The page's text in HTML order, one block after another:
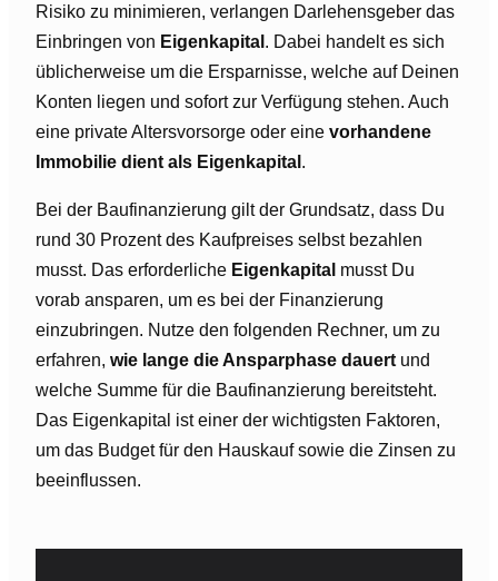
Risiko zu minimieren, verlangen Darlehensgeber das
Einbringen von Eigenkapital . Dabei handelt es sich
üblicherweise um die Ersparnisse, welche auf Deinen
Konten liegen und sofort zur Verfügung stehen. Auch
eine private Altersvorsorge oder eine vorhandene
Immobilie dient als Eigenkapital .
Bei der Baufinanzierung gilt der Grundsatz, dass Du
rund 30 Prozent des Kaufpreises selbst bezahlen
musst. Das erforderliche Eigenkapital musst Du
vorab ansparen, um es bei der Finanzierung
einzubringen. Nutze den folgenden Rechner, um zu
erfahren, wie lange die Ansparphase dauert und
welche Summe für die Baufinanzierung bereitsteht.
Das Eigenkapital ist einer der wichtigsten Faktoren,
um das Budget für den Hauskauf sowie die Zinsen zu
beeinflussen.